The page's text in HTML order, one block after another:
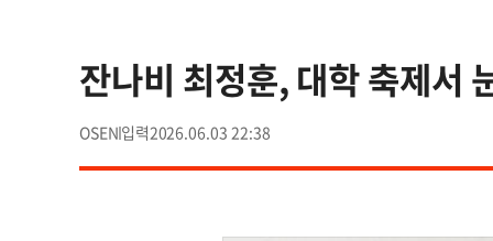
잔나비 최정훈, 대학 축제서
OSEN 2026.06.03 22:38